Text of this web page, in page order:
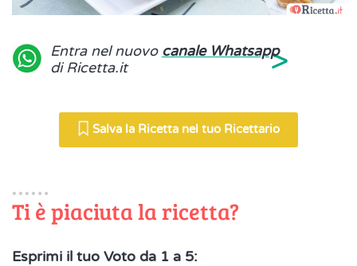
Entra nel nuovo canale Whatsapp
di Ricetta.it
>
Salva la Ricetta nel tuo Ricettario
Ti è piaciuta la ricetta?
Esprimi il tuo Voto da 1 a 5: